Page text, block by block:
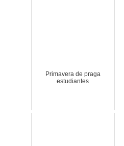
Primavera de praga
estudiantes